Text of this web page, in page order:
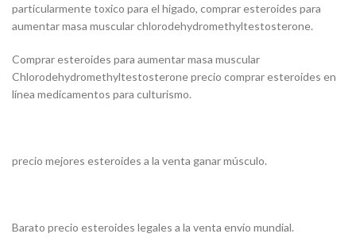
particularmente toxico para el higado, comprar esteroides para
aumentar masa muscular chlorodehydromethyltestosterone.
Comprar esteroides para aumentar masa muscular
Chlorodehydromethyltestosterone precio comprar esteroides en
línea medicamentos para culturismo.
precio mejores esteroides a la venta ganar músculo.
Barato precio esteroides legales a la venta envío mundial.